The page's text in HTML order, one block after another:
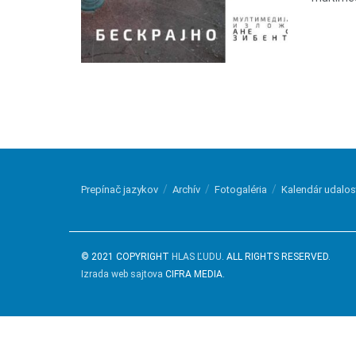
Prepínač jazykov Archív Fotogaléria Kalendár
© 2021 COPYRIGHT HLAS ĽUDU. ALL RIGHTS RESERVED.
Izrada web sajtova CIFRA MEDIA.